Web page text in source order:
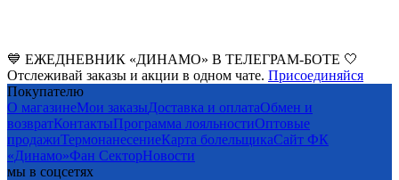
💙 ЕЖЕДНЕВНИК «ДИНАМО» В ТЕЛЕГРАМ-БОТЕ 🤍
Отслеживай заказы и акции в одном чате. Присоединяйся
Покупателю
О магазинеМои заказыДоставка и оплатаОбмен и
возвратКонтактыПрограмма лояльностиОптовые
продажиТермонанесениеКарта болельщикаСайт ФК
«Динамо»Фан CекторНовости
мы в соцсетях